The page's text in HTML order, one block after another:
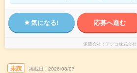
気になる! 応募へ進む
派遣会社 アデコ株式会社
未読 掲載日 2026/08/07